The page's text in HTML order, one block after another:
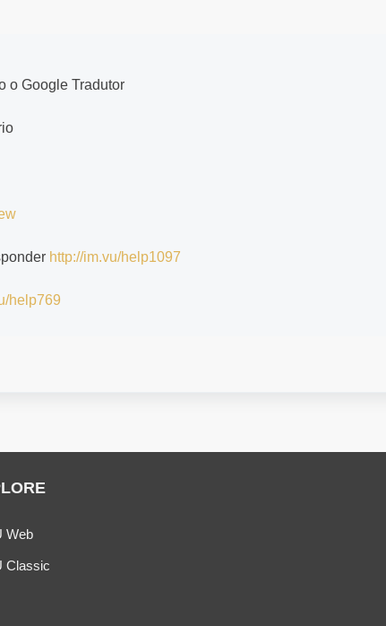
o Google Tradutor
http://im.vu/help1097
help769
Web
Classic